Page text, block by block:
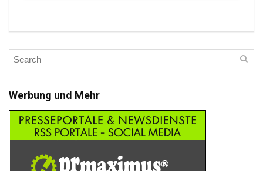
Werbung und Mehr